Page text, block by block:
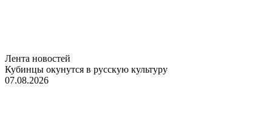
Лента новостей
Кубинцы окунутся в русскую культуру
07.08.2026